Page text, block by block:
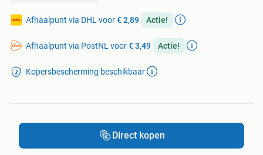
Afhaalpunt via DHL voor€ 2,89 Actie!
Afhaalpunt via PostNL voor€ 3,49 Actie!
Kopersbescherming beschikbaar
Direct kopen